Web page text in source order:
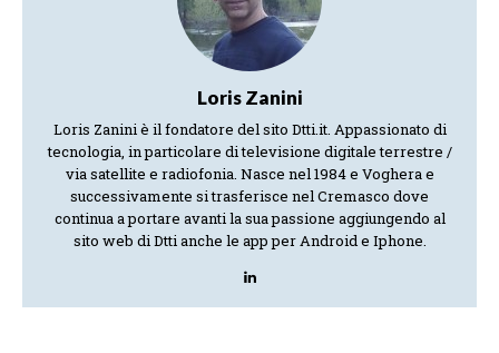
Loris Zanini
Loris Zanini è il fondatore del sito Dtti.it. Appassionato di
tecnologia, in particolare di televisione digitale terrestre /
via satellite e radiofonia. Nasce nel 1984 e Voghera e
successivamente si trasferisce nel Cremasco dove
continua a portare avanti la sua passione aggiungendo al
sito web di Dtti anche le app per Android e Iphone.